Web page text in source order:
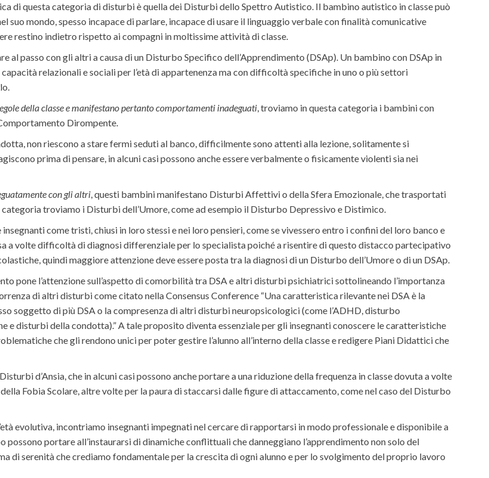
di questa categoria di disturbi è quella dei Disturbi dello Spettro Autistico. Il bambino autistico in classe può
suo mondo, spesso incapace di parlare, incapace di usare il linguaggio verbale con finalità comunicative
restino indietro rispetto ai compagni in moltissime attività di classe.
al passo con gli altri a causa di un Disturbo Specifico dell’Apprendimento (DSAp). Un bambino con DSAp in
relazionali e sociali per l’età di appartenenza ma con difficoltà specifiche in uno o più settori
della classe e manifestano pertanto comportamenti inadeguati, troviamo in questa categoria i bambini con
Dirompente.
non riescono a stare fermi seduti al banco, difficilmente sono attenti alla lezione, solitamente si
prima di pensare, in alcuni casi possono anche essere verbalmente o fisicamente violenti sia nei
con gli altri, questi bambini manifestano Disturbi Affettivi o della Sfera Emozionale, che trasportati
troviamo i Disturbi dell’Umore, come ad esempio il Disturbo Depressivo e Distimico.
come tristi, chiusi in loro stessi e nei loro pensieri, come se vivessero entro i confini del loro banco e
a volte difficoltà di diagnosi differenziale per lo specialista poiché a risentire di questo distacco partecipativo
quindi maggiore attenzione deve essere posta tra la diagnosi di un Disturbo dell’Umore o di un DSAp.
pone l’attenzione sull’aspetto di comorbilità tra DSA e altri disturbi psichiatrici sottolineando l’importanza
di altri disturbi come citato nella Consensus Conference “Una caratteristica rilevante nei DSA è la
soggetto di più DSA o la compresenza di altri disturbi neuropsicologici (come l’ADHD, disturbo
e disturbi della condotta).” A tale proposito diventa essenziale per gli insegnanti conoscere le caratteristiche
che gli rendono unici per poter gestire l’alunno all’interno della classe e redigere Piani Didattici che
d’Ansia, che in alcuni casi possono anche portare a una riduzione della frequenza in classe dovuta a volte
Fobia Scolare, altre volte per la paura di staccarsi dalle figure di attaccamento, come nel caso del Disturbo
evolutiva, incontriamo insegnanti impegnati nel cercare di rapportarsi in modo professionale e disponibile a
portare all’instaurarsi di dinamiche conflittuali che danneggiano l’apprendimento non solo del
di serenità che crediamo fondamentale per la crescita di ogni alunno e per lo svolgimento del proprio lavoro